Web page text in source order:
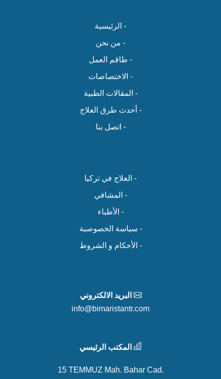
- الرئيسية
- من نحن
- طاقم العمل
- الاختصاصات
- المقالات الطبية
- أحدث طرق العلاج
- اتصل بنا
- العلاج في تركيا
- المشافي
- الأطباء
- سياسة الخصوصية
- الأحكام و الشروط
البريد الالكتروني
info@bimaristantr.com
المكتب الرئيسي
15 TEMMUZ Mah. Bahar Cad.